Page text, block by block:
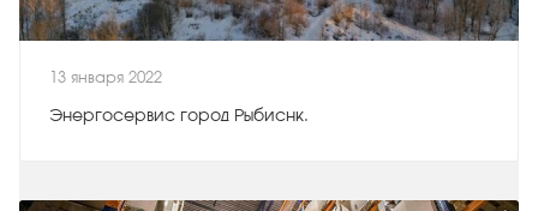
13 января 2022
Энергосервис город Рыбиснк.